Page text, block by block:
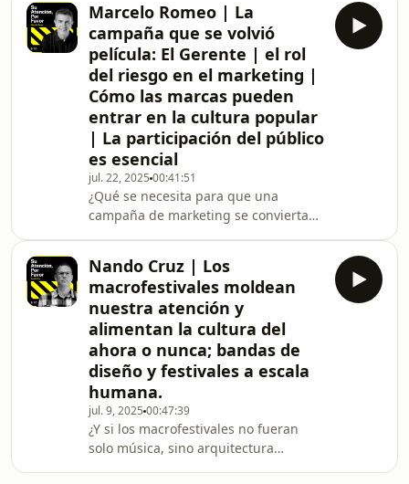
hablarle solo a quien escucha de
verdad?En este episodio de Su
Atención, Por Favor, Roger Casas-
Alatriste conversa con Nuria Pérez,
narradora, escritora y creadora de
algunos de los podcasts más
elegantes y reflexivos del mundo
hispano. La charla, grabada en vivo
Marcelo Romeo | La
campaña que se volvió
película: El Gerente | el rol
del riesgo en el marketing |
Cómo las marcas pueden
entrar en la cultura popular
| La participación del público
es esencial
jul. 22, 2025 00:41:51
¿Qué se necesita para que una
campaña de marketing se convierta
impacte tanto como para inspirar una
historia de cine?En este episodio de
Su Atención Por Favor, Roger Casas-
Alatriste —experto en economía de la
atención y generación de contenidos
sostenibles— conversa con Marcelo
Romeo, CMO de Newsan y una de las
voces más influyentes
Nando Cruz | Los
macrofestivales moldean
nuestra atención y
alimentan la cultura del
ahora o nunca; bandas de
diseño y festivales a escala
humana.
jul. 9, 2025 00:47:39
¿Y si los macrofestivales no fueran
solo música, sino arquitectura